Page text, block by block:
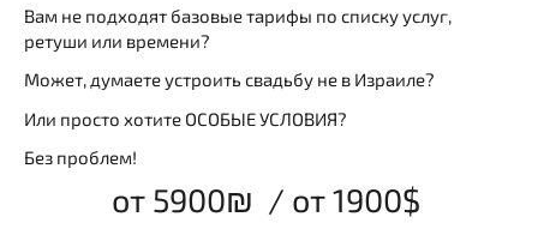
Вам не подходят базовые тарифы по списку услуг,
ретуши или времени?
Может, думаете устроить свадьбу не в Израиле?
Или просто хотите ОСОБЫЕ УСЛОВИЯ?
Без проблем!
от 5900₪ / от 1900$